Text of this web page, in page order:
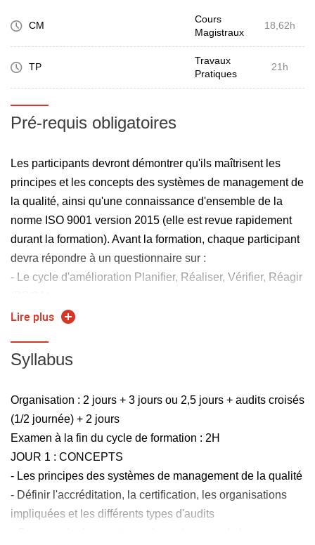
3A MIDD. Il est intéressant pour suivre la spécialisation
Accompagnement par la société ETHIQUAL (Formateurs
potentiels : Philippe CHIROLD - Directeur ou Jenny
intervenants à l'université de Bordeaux)
Nombre maximum de participants pour la partie examen
CM
Cours
Magistraux
18,62h
TP
Travaux
Pratiques
21h
Pré-requis obligatoires
Les participants devront démontrer qu'ils maîtrisent les
principes et les concepts des systèmes de management de
la qualité, ainsi qu'une connaissance d'ensemble de la
norme ISO 9001 version 2015 (elle est revue rapidement
durant la formation). Avant la formation, chaque participant
devra répondre à un questionnaire sur :
- Le cycle d'amélioration Planifier, Réaliser, Vérifier, Réagir
- La relation entre le management de la qualité et la
- Les 7 principes de management de la qualité présentés
dans l'ISO 9000
qualité
- La structure et le contenu de l'ISO 9001 version 2015
Lire plus
Syllabus
Organisation : 2 jours + 3 jours ou 2,5 jours + audits croisés
(1/2 journée) + 2 jours
Examen à la fin du cycle de formation : 2H
JOUR 1 : CONCEPTS
- Les principes des systèmes de management de la qualité
- Définir l'accréditation, la certification, les organisations
impliquées et les différents types d'audits